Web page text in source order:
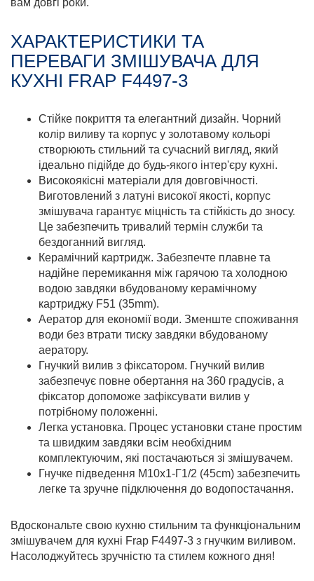
вам довгі роки.
ХАРАКТЕРИСТИКИ ТА
ПЕРЕВАГИ ЗМІШУВАЧА ДЛЯ
КУХНІ FRAP F4497-3
Стійке покриття та елегантний дизайн. Чорний
колір виливу та корпус у золотавому кольорі
створюють стильний та сучасний вигляд, який
ідеально підійде до будь-якого інтер'єру кухні.
Високоякісні матеріали для довговічності.
Виготовлений з латуні високої якості, корпус
змішувача гарантує міцність та стійкість до зносу.
Це забезпечить тривалий термін служби та
бездоганний вигляд.
Керамічний картридж. Забезпечте плавне та
надійне перемикання між гарячою та холодною
водою завдяки вбудованому керамічному
картриджу F51 (35mm).
Аератор для економії води. Зменште споживання
води без втрати тиску завдяки вбудованому
аератору.
Гнучкий вилив з фіксатором. Гнучкий вилив
забезпечує повне обертання на 360 градусів, а
фіксатор допоможе зафіксувати вилив у
потрібному положенні.
Легка установка. Процес установки стане простим
та швидким завдяки всім необхідним
комплектуючим, які постачаються зі змішувачем.
Гнучке підведення M10х1-Г1/2 (45cm) забезпечить
легке та зручне підключення до водопостачання.
Вдоскональте свою кухню стильним та функціональним
змішувачем для кухні Frap F4497-3 з гнучким виливом.
Насолоджуйтесь зручністю та стилем кожного дня!